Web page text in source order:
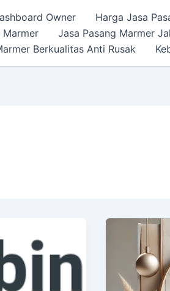
Owner
Harga Jasa
Marmer
Jasa Pasang Marmer
Berkualitas Anti Rusak